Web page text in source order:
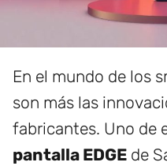
En el mundo de los
son más las
fabricantes. Uno de
pantalla EDGE de